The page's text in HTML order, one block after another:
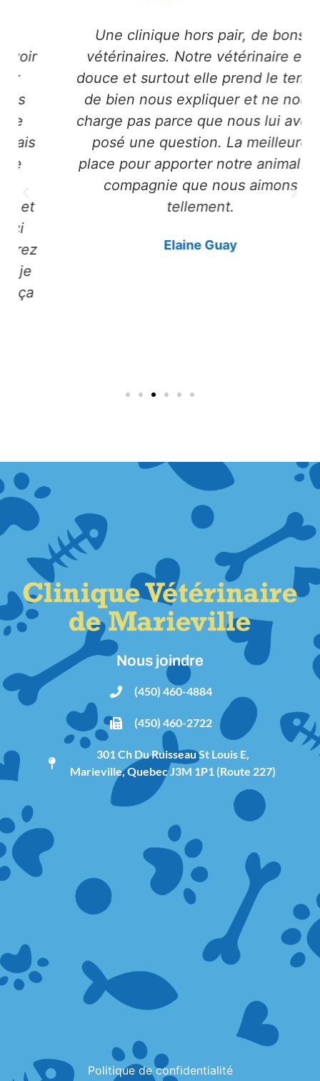
Une clinique hors pair, de bons
vétérinaires. Notre vétérinaire est
douce et surtout elle prend le temps
de bien nous expliquer et ne nous
charge pas parce que nous lui avons
posé une question. La meilleure
place pour apporter notre animal de
compagnie que nous aimons
tellement.
Elaine Guay
Nous joindre
(450) 460-4884
(450) 460-2722
301 Ch Du Ruisseau St Louis E,
Marieville, Quebec J3M 1P1 (Route 227)
Politique de confidentialité